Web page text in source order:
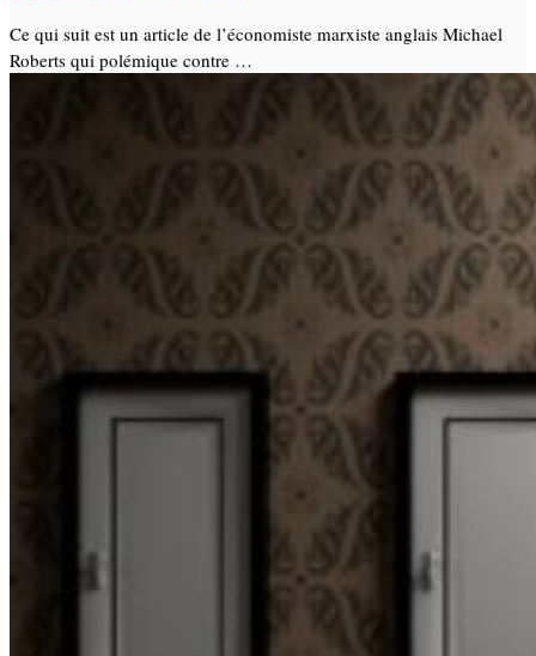
Ce qui suit est un article de l’économiste marxiste anglais Michael
Roberts qui polémique contre …